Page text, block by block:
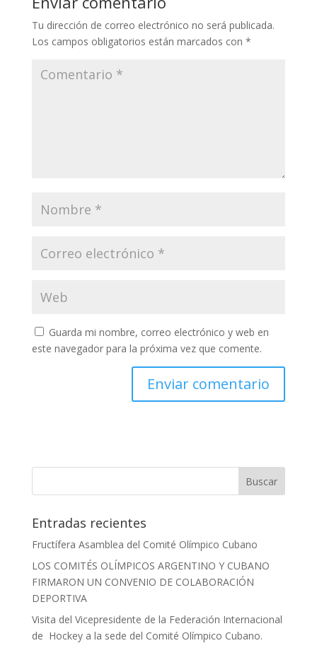
Tu dirección de correo electrónico no será publicada.
Los campos obligatorios están marcados con *
Guarda mi nombre, correo electrónico y web en
este navegador para la próxima vez que comente.
Entradas recientes
Fructífera Asamblea del Comité Olímpico Cubano
LOS COMITÉS OLÍMPICOS ARGENTINO Y CUBANO
FIRMARON UN CONVENIO DE COLABORACIÓN
DEPORTIVA
Visita del Vicepresidente de la Federación Internacional
de Hockey a la sede del Comité Olímpico Cubano.